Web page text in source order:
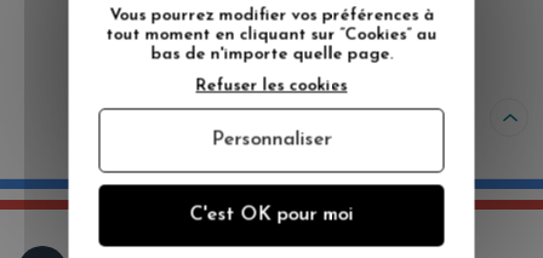
la méditerranée.
*Tous nos visuels ne sont pas
systématiquement édités sur tous nos
Vous pourrez modifier vos préférences à
tout moment en cliquant sur “Cookies” au
bas de n'importe quelle page.
C'est OK pour moi
Refuser les cookies
Personnaliser